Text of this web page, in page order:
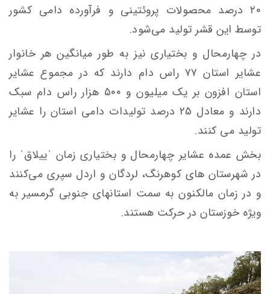
۲۰ درصد محصولات پروئتینی و فرآورده دامی کشور
توسط این قشر تولید می‌شود.
در چهارمحال و بختیاری نیز به طور میانگین هر خانوار
عشایر استان ۷۷ راس دام دارند که در مجموع عشایر
استان افزون بر یک میلیون و ۵۰۰ هزار راس دام سبک
دارند و معادل ۲۵ درصد تولیدات دامی استان را عشایر
تولید می کنند.
بخش عمده عشایر چهارمحال و بختیاری زمان ˈییلاقˈ را
در شهرستان های کوهرنگ، لردگان و اردل سپری می‌کنند
و در زمان مالکنون به سمت استانهای جنوبی گرمسیر به
ویژه خوزستان در حرکت هستند.